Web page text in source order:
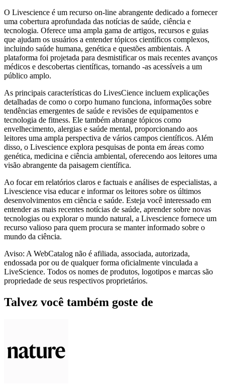
O Livescience é um recurso on-line abrangente dedicado a fornecer
uma cobertura aprofundada das notícias de saúde, ciência e
tecnologia. Oferece uma ampla gama de artigos, recursos e guias
que ajudam os usuários a entender tópicos científicos complexos,
incluindo saúde humana, genética e questões ambientais. A
plataforma foi projetada para desmistificar os mais recentes avanços
médicos e descobertas científicas, tornando -as acessíveis a um
público amplo.
As principais características do LivesCience incluem explicações
detalhadas de como o corpo humano funciona, informações sobre
tendências emergentes de saúde e revisões de equipamentos e
tecnologia de fitness. Ele também abrange tópicos como
envelhecimento, alergias e saúde mental, proporcionando aos
leitores uma ampla perspectiva de vários campos científicos. Além
disso, o Livescience explora pesquisas de ponta em áreas como
genética, medicina e ciência ambiental, oferecendo aos leitores uma
visão abrangente da paisagem científica.
Ao focar em relatórios claros e factuais e análises de especialistas, a
Livescience visa educar e informar os leitores sobre os últimos
desenvolvimentos em ciência e saúde. Esteja você interessado em
entender as mais recentes notícias de saúde, aprender sobre novas
tecnologias ou explorar o mundo natural, a Livescience fornece um
recurso valioso para quem procura se manter informado sobre o
mundo da ciência.
Aviso: A WebCatalog não é afiliada, associada, autorizada,
endossada por ou de qualquer forma oficialmente vinculada a
LiveScience. Todos os nomes de produtos, logotipos e marcas são
propriedade de seus respectivos proprietários.
Talvez você também goste de